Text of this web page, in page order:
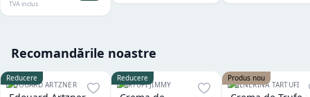
TVA inclus
Recomandările noastre
Reducere
EDOUARD ARTZNER
Reducere
TARTUFI JIMMY
Produs nou
VALNERINA TARTUFI